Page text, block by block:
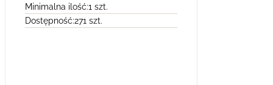
Minimalna ilość:1 szt.
Dostępność:271 szt.